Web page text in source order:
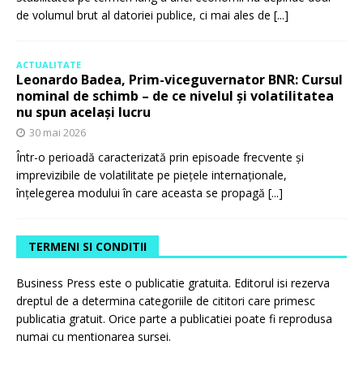
de volumul brut al datoriei publice, ci mai ales de [...]
ACTUALITATE
Leonardo Badea, Prim-viceguvernator BNR: Cursul
nominal de schimb – de ce nivelul și volatilitatea
nu spun același lucru
30 mai 2026
Într-o perioadă caracterizată prin episoade frecvente și
imprevizibile de volatilitate pe piețele internaționale,
înțelegerea modului în care aceasta se propagă [...]
TERMENI SI CONDITII
Business Press este o publicatie gratuita. Editorul isi rezerva
dreptul de a determina categoriile de cititori care primesc
publicatia gratuit. Orice parte a publicatiei poate fi reprodusa
numai cu mentionarea sursei.